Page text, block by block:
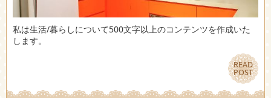
私は生活/暮らしについて500文字以上のコンテンツを作成いた
します。
READ
POST
READ
POST